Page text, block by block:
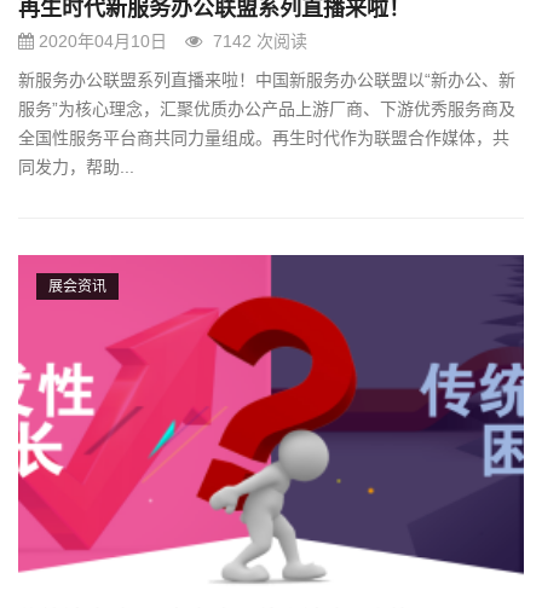
再生时代新服务办公联盟系列直播来啦！
2020年04月10日
7142 次阅读
新服务办公联盟系列直播来啦！中国新服务办公联盟以“新办公、新
服务”为核心理念，汇聚优质办公产品上游厂商、下游优秀服务商及
全国性服务平台商共同力量组成。再生时代作为联盟合作媒体，共
同发力，帮助...
展会资讯